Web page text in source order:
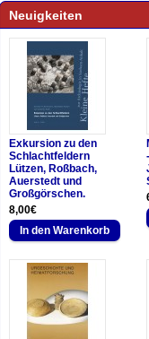
Neuigkeiten
Exkursion zu den
Schlachtfeldern
Lützen, Roßbach,
Auerstedt und
Großgörschen.
8,00€